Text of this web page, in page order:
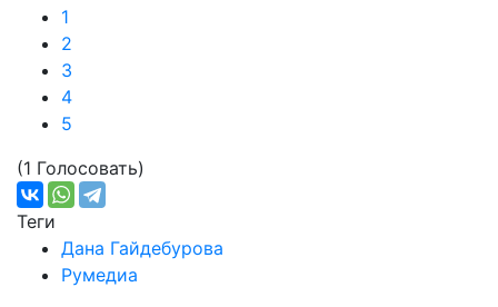
1
2
3
4
5
(1 Голосовать)
Теги
Дана Гайдебурова
Румедиа